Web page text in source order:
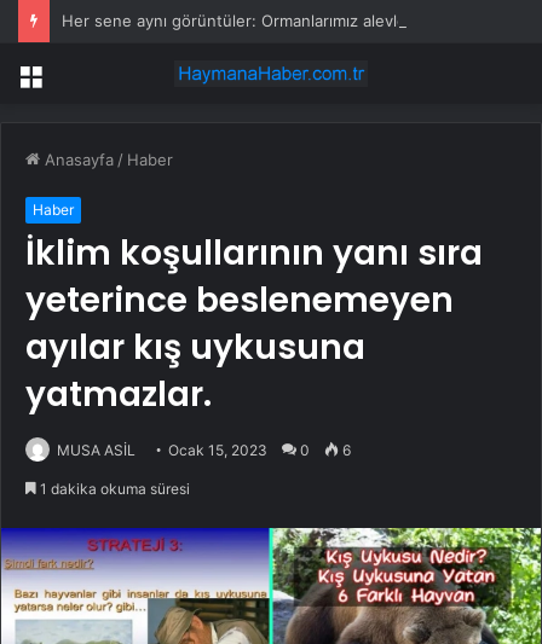
Menü
Anasayfa / Haber
Haber
İklim koşullarının yanı sıra
yeterince beslenemeyen
ayılar kış uykusuna
yatmazlar.
MUSA ASİL Ocak 15, 2023 0 6
1 dakika okuma süresi